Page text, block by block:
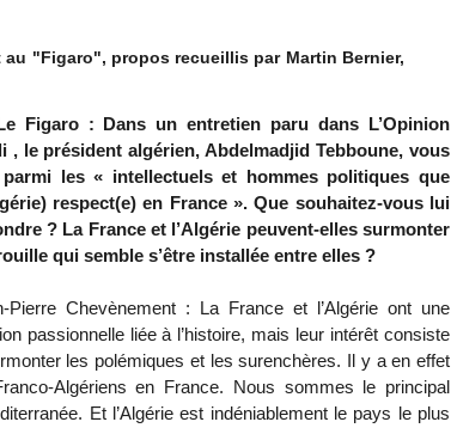
au "Figaro", propos recueillis par Martin Bernier,
Figaro : Dans un entretien paru dans L’Opinion
, le président algérien, Abdelmadjid Tebboune, vous
les « intellectuels et hommes politiques que
respect(e) en France ». Que souhaitez-vous lui
? La France et l’Algérie peuvent-elles surmonter
qui semble s’être installée entre elles ?
Pierre Chevènement : La France et l’Algérie ont une
passionnelle liée à l’histoire, mais leur intérêt consiste
les polémiques et les surenchères. Il y a en effet
Algériens en France. Nous sommes le principal
Et l’Algérie est indéniablement le pays le plus